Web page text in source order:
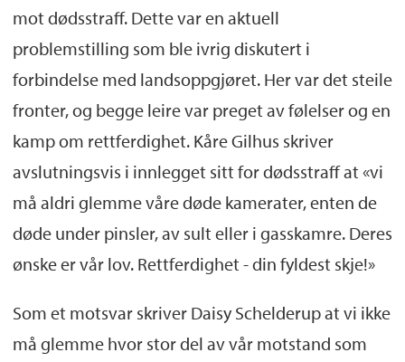
mot dødsstraff. Dette var en aktuell
problemstilling som ble ivrig diskutert i
forbindelse med landsoppgjøret. Her var det steile
fronter, og begge leire var preget av følelser og en
kamp om rettferdighet. Kåre Gilhus skriver
avslutningsvis i innlegget sitt for dødsstraff at «vi
må aldri glemme våre døde kamerater, enten de
døde under pinsler, av sult eller i gasskamre. Deres
ønske er vår lov. Rettferdighet - din fyldest skje!»
Som et motsvar skriver Daisy Schelderup at vi ikke
må glemme hvor stor del av vår motstand som